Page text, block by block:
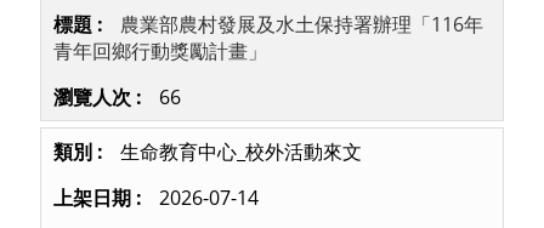
農業部農村發展及水土保持署辦理「116年
青年回鄉行動獎勵計畫」
66
生命教育中心_校外活動來文
2026-07-14